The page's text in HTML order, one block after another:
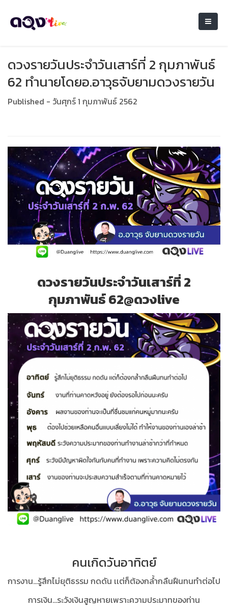
ดวงรายวันประจำวันเสาร์ที่ 2 กุมภาพันธ์
62 ทำนายโดยอ.อาวุธจับยามดวงรายวัน
Published - วันศุกร์ 1 กุมภาพันธ์ 2562
ดวงรายวันประจำวันเสาร์ที่ 2
กุมภาพันธ์ 62@ดวงlive
คนเกิดวันอาทิตย์
การงาน…รู้สึกไม่ยุติธรรม กดดัน เเต่ก็ต้องกล้ำกลืนฝืนทนทำต่อไป
การเงิน…ระวังเงินสูญหายเพราะความประมาทของท่าน